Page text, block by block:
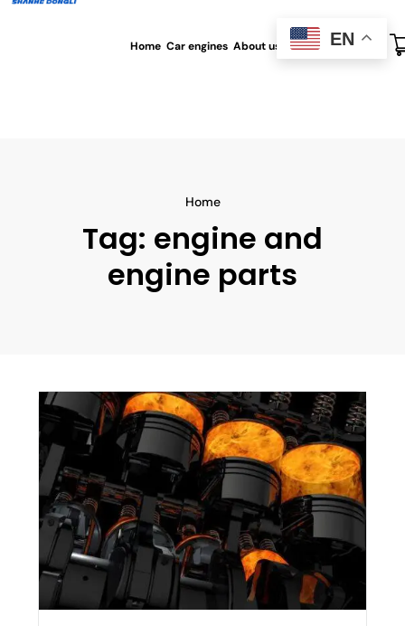
Home Car engines About us All blog Contact us
Home
Tag: engine and
engine parts
EN